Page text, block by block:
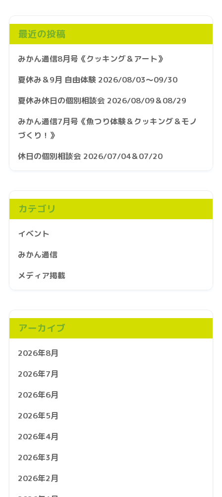
最近の投稿
みかん通信8月号《クッキング＆アート》
夏休み＆9月 自由体験 2026/08/03～09/30
夏休み休日の個別相談会 2026/08/09＆08/29
みかん通信7月号《魚つり体験＆クッキング＆モノ
づくり！》
休日の個別相談会 2026/07/04＆07/20
カテゴリ
イベント
みかん通信
メディア掲載
アーカイブ
2026年8月
2026年7月
2026年6月
2026年5月
2026年4月
2026年3月
2026年2月